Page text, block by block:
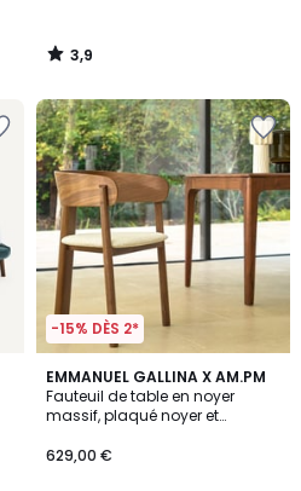
3,9
/
-15% DÈS 2*
EMMANUEL GALLINA X AM.PM
Fauteuil de table en noyer
massif, plaqué noyer et
629,00 €
4
/
5